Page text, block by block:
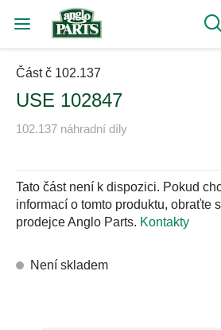
Část č 102.137
USE 102847
102.137 náhradní díly
Tato část není k dispozici. Pokud
informací o tomto produktu, obraťte
prodejce Anglo Parts. Kontakty
Není skladem